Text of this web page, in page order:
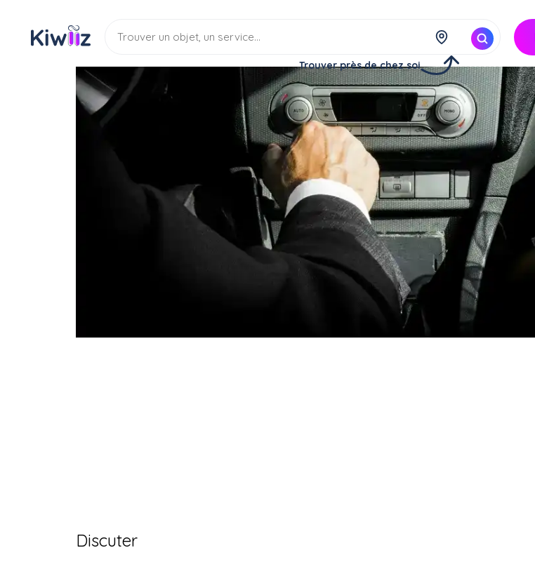
Trouver près de chez soi
Location Véhicule Avec chauffeur
Cherche camion pour déménagement (2 jours)
Avec chauffeur
Discuter